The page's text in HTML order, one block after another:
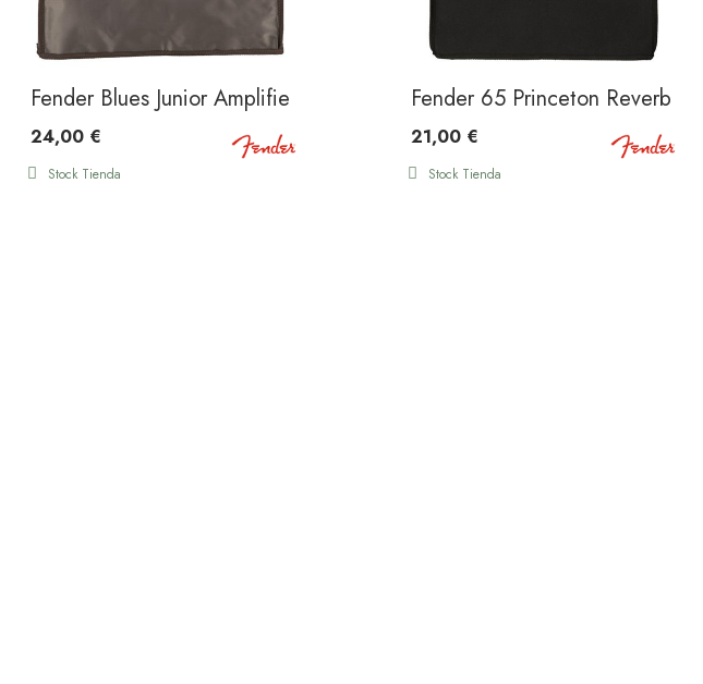
Black
Fender Blues Junior Amplifier Cover Brown
24,00 €
Stock Tienda
Fender 65 Princeton Reverb
21,00 €
Stock Tienda